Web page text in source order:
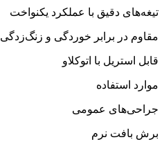
تیغه‌های دقیق با عملکرد یکنواخت
مقاوم در برابر خوردگی و زنگ‌زدگی
قابل استریل با اتوکلاو
موارد استفاده
جراحی‌های عمومی
برش بافت نرم